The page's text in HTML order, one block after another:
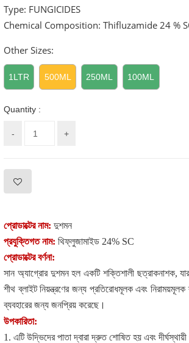
Type: FUNGICIDES
Chemical Composition: Thifluzamide 24 %
Other Sizes:
1LTR 500ML 250ML 100ML
Quantity :
- +
প্রোডাক্টের নাম: দুশমন
প্রযুক্তিগত নাম: থিফ্লুজামাইড 24% SC
প্রোডাক্টের বর্ণনা:
সান অ্যাগ্রোর দুশমন হল একটি শক্তিশালী ছত্রাকনাশক,
শীথ ব্লাইট নিয়ন্ত্রণের জন্য প্রতিরোধমূলক এবং
ব্যবহারের জন্য জনপ্রিয় করেছে।
উপকারিতা:
1. এটি উদ্ভিদের পাতা দ্বারা দ্রুত শোষিত হয় এবং